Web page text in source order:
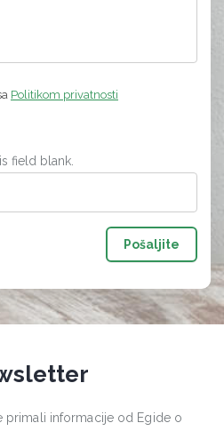
Politikom privatnosti
field blank.
Pošaljite
primali informacije od Egide o